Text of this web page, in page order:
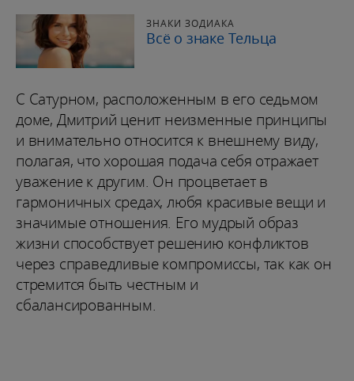
ЗНАКИ ЗОДИАКА
Всё о знаке Тельца
С Сатурном, расположенным в его седьмом
доме, Дмитрий ценит неизменные принципы
и внимательно относится к внешнему виду,
полагая, что хорошая подача себя отражает
уважение к другим. Он процветает в
гармоничных средах, любя красивые вещи и
значимые отношения. Его мудрый образ
жизни способствует решению конфликтов
через справедливые компромиссы, так как он
стремится быть честным и
сбалансированным.